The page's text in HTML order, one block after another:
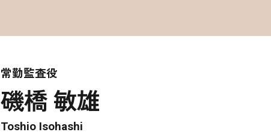
常勤監査役
磯橋 敏雄
Toshio Isohashi